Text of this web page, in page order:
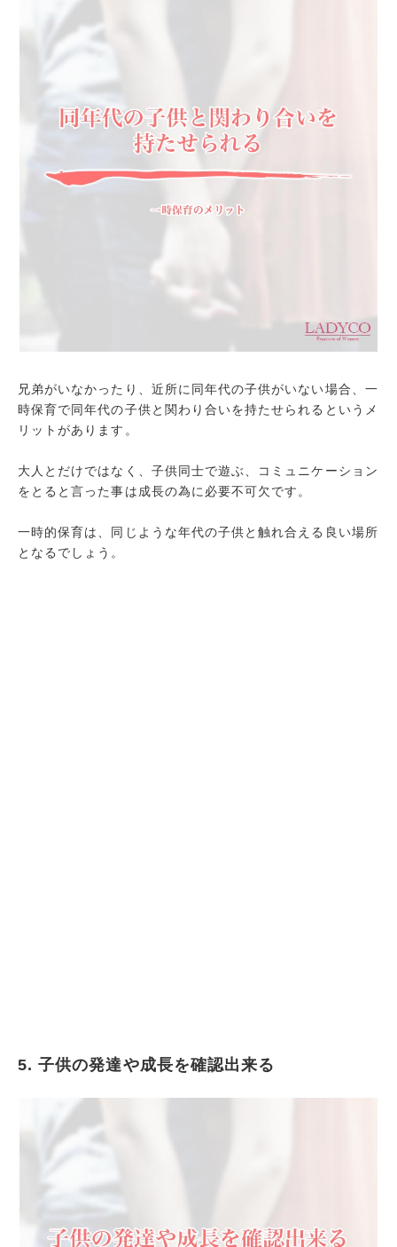
兄弟がいなかったり、近所に同年代の子供がいない場合、一
時保育で同年代の子供と関わり合いを持たせられるというメ
リットがあります。
大人とだけではなく、子供同士で遊ぶ、コミュニケーション
をとると言った事は成長の為に必要不可欠です。
一時的保育は、同じような年代の子供と触れ合える良い場所
となるでしょう。
5. 子供の発達や成長を確認出来る